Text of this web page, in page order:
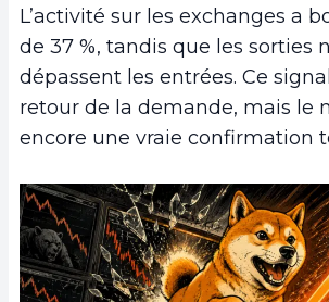
L’activité sur les exchanges a
de 37 %, tandis que les sorties
dépassent les entrées. Ce
retour de la demande, mais le
encore une vraie confirmation